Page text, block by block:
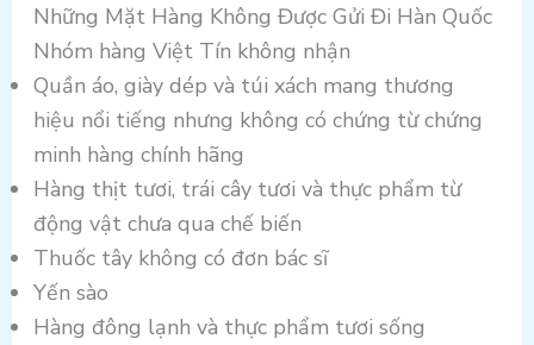
Những Mặt Hàng Không Được Gửi Đi Hàn Quốc
Nhóm hàng Việt Tín không nhận
Quần áo, giày dép và túi xách mang thương
hiệu nổi tiếng nhưng không có chứng từ chứng
minh hàng chính hãng
Hàng thịt tươi, trái cây tươi và thực phẩm từ
động vật chưa qua chế biến
Thuốc tây không có đơn bác sĩ
Yến sào
Hàng đông lạnh và thực phẩm tươi sống